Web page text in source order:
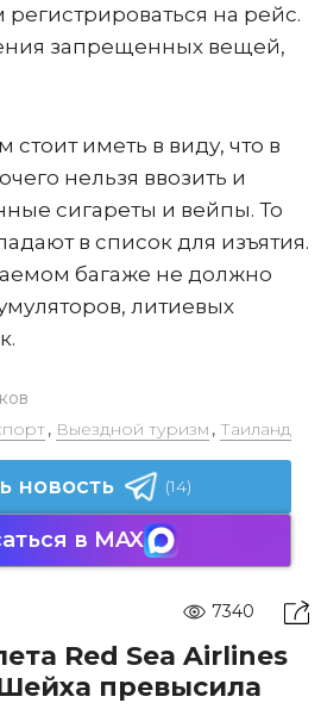
на рейс.
запрещенных вещей,
иметь в виду, что в
нельзя ввозить и
сигареты и вейпы. То
в список для изъятия.
багаже не должно
литиевых
, Выездной туризм , Таиланд
новость (14)
в MAX
7340
Red Sea Airlines
превысила